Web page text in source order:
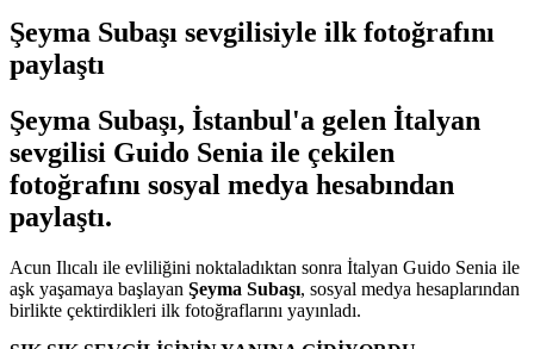
Şeyma Subaşı sevgilisiyle ilk fotoğrafını
paylaştı
Şeyma Subaşı, İstanbul'a gelen İtalyan
sevgilisi Guido Senia ile çekilen
fotoğrafını sosyal medya hesabından
paylaştı.
Acun Ilıcalı ile evliliğini noktaladıktan sonra İtalyan Guido Senia ile
aşk yaşamaya başlayan Şeyma Subaşı, sosyal medya hesaplarından
birlikte çektirdikleri ilk fotoğraflarını yayınladı.